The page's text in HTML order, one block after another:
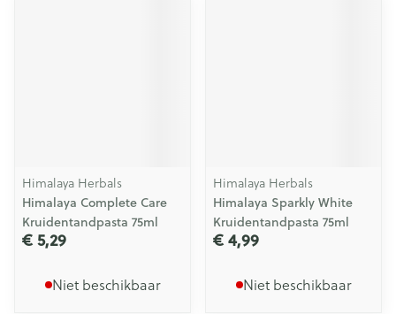
Himalaya Herbals
Himalaya Complete Care
Kruidentandpasta 75ml
€ 5,29
Niet beschikbaar
Himalaya Herbals
Himalaya Sparkly White
Kruidentandpasta 75ml
€ 4,99
Niet beschikbaar